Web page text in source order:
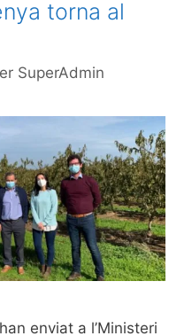
torna al
SuperAdmin
enviat a l’Ministeri